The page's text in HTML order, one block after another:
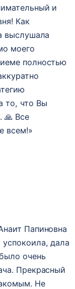
и
Как
выслушала
моего
полностью
то, что Вы
🙏 Все
всем!»
Папиновна
дала
очень
Прекрасный
Не